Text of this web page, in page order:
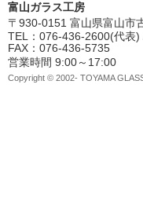
富山ガラス工房
〒930-0151 富山県富山市
TEL：076-436-2600(代表
FAX：076-436-5735
営業時間 9:00～17:00
Copyright © 2002- TOYAMA